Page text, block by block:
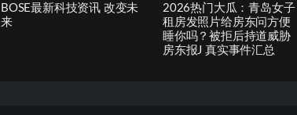
BOSE最新科技资讯 改变未
来
2026热门大瓜：青岛女子
租房发照片给房东问方便
睡你吗？被拒后持道威胁
房东报J 真实事件汇总